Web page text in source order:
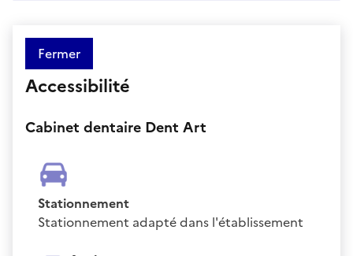
Fermer
Accessibilité
Cabinet dentaire Dent Art
Stationnement
Stationnement adapté dans l'établissement